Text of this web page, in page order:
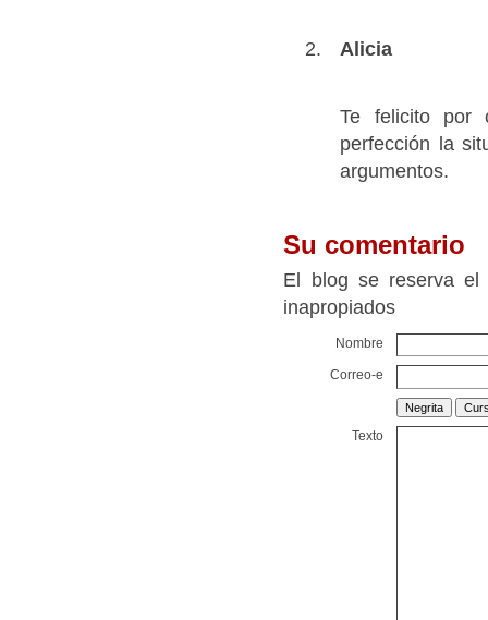
Alicia
Te felicito por
perfección la
argumentos.
Su comentario
El blog se reserva el
inapropiados
Nombre
Correo-e
Texto